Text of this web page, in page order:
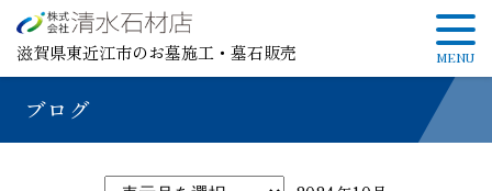
滋賀県東近江市のお墓施工・墓石販売
ブログ